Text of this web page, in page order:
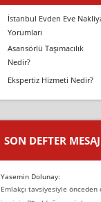
İstanbul Evden Eve
Yorumları
Asansörlü Taşımacılık
Nedir?
Ekspertiz Hizmeti Nedir?
SON DEFTER
Yasemin Dolunay:
Emlakçı tavsiyesiyle